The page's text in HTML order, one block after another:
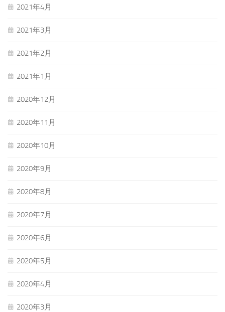
2021年4月
2021年3月
2021年2月
2021年1月
2020年12月
2020年11月
2020年10月
2020年9月
2020年8月
2020年7月
2020年6月
2020年5月
2020年4月
2020年3月